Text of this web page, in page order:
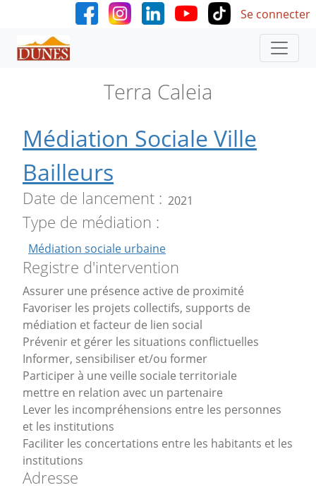
Aller au contenu principal User
Se connecter
Terra Caleia
Médiation Sociale Ville
Bailleurs
Date de lancement 2021
Type de médiation
Médiation sociale urbaine
Registre d'intervention
Assurer une présence active de proximité
Favoriser les projets collectifs, supports de
médiation et facteur de lien social
Prévenir et gérer les situations conflictuelles
Informer, sensibiliser et/ou former
Participer à une veille sociale territoriale
mettre en relation avec un partenaire
Lever les incompréhensions entre les personnes
et les institutions
Faciliter les concertations entre les habitants et les
institutions
Adresse